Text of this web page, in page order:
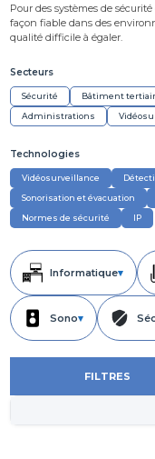
Pour des systèmes de
façon fiable dans des
qualité difficile à égaler.
Secteurs
Sécurité Bâtiment
Administrations
Technologies
Vidéosurveillance
Sonorisation et évacuation
Normes de sécurité
IP
Informatique▾
Sono▾
FILTRES